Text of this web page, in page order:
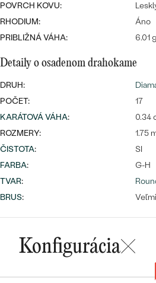
Wave
OBJAVIŤ
PODĽA FARBY
PODĽA TVARU
NA MIERU
DIAMANTY
náušnice
PREZRIEŤ
prívesky
prstene
POVRCH KOVU:
RHODIUM:
Áno
PRIBLIŽNÁ VÁHA:
6.01 g
Detaily o osadenom drahokame
DRUH:
POČET:
17
KARÁTOVÁ VÁHA:
0.34
ROZMERY:
1.75
ČISTOTA:
SI
FARBA:
G-H
TVAR:
BRUS:
Konfigurácia